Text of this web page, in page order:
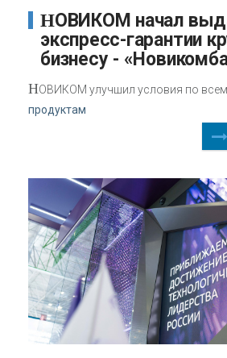
НОВИКОМ начал выдавать
экспресс-гарантии
бизнесу -
НОВИКОМ улучшил условия по
продуктам